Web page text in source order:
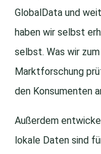
GlobalData und
haben wir selbst
selbst. Was wir
Marktforschung
den Konsumenten
Außerdem
lokale Daten sind